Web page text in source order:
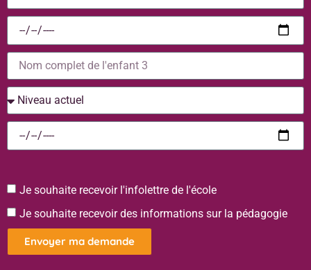
Je souhaite recevoir l'infolettre de l'école
Je souhaite recevoir des informations sur la pédagogie
Envoyer ma demande